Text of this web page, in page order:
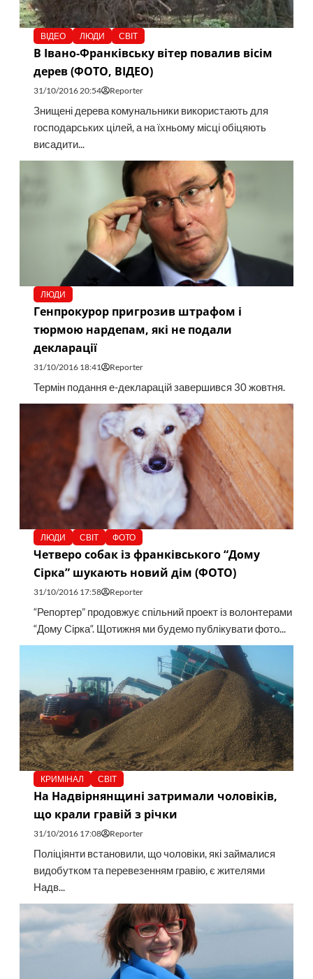
ВІДЕО ЛЮДИ СВІТ
В Івано-Франківську вітер повалив вісім
дерев (ФОТО, ВІДЕО)
31/10/2016 20:54 Reporter
Знищені дерева комунальники використають для
господарських цілей, а на їхньому місці обіцяють
висадити...
ЛЮДИ
Генпрокурор пригрозив штрафом і
тюрмою нардепам, які не подали
декларації
31/10/2016 18:41 Reporter
Термін подання е-декларацій завершився 30 жовтня.
ЛЮДИ СВІТ ФОТО
Четверо собак із франківського “Дому
Сірка” шукають новий дім (ФОТО)
31/10/2016 17:58 Reporter
“Репортер” продовжує спільний проект із волонтерами
“Дому Сірка“. Щотижня ми будемо публікувати фото...
КРИМІНАЛ СВІТ
На Надвірнянщині затримали чоловіків,
що крали гравій з річки
31/10/2016 17:08 Reporter
Поліціянти встановили, що чоловіки, які займалися
видобутком та перевезенням гравію, є жителями
Надв...